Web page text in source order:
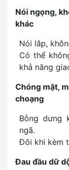
Nói ngọng,
khác
Nói lắp,
Có thể
khả năng
Chóng mặt,
choạng
Bỗng dưng
ngã.
Đôi khi kèm
Đau đầu dữ